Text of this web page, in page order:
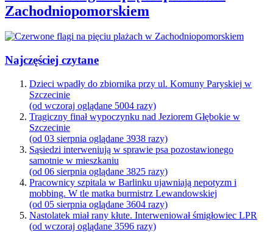
Zachodniopomorskiem
Najczęściej czytane
Dzieci wpadły do zbiornika przy ul. Komuny Paryskiej w
Szczecinie
(od wczoraj oglądane 5004 razy)
Tragiczny finał wypoczynku nad Jeziorem Głębokie w
Szczecinie
(od 03 sierpnia oglądane 3938 razy)
Sąsiedzi interweniują w sprawie psa pozostawionego
samotnie w mieszkaniu
(od 06 sierpnia oglądane 3825 razy)
Pracownicy szpitala w Barlinku ujawniają nepotyzm i
mobbing. W tle matka burmistrz Lewandowskiej
(od 05 sierpnia oglądane 3604 razy)
Nastolatek miał rany kłute. Interweniował śmigłowiec LPR
(od wczoraj oglądane 3596 razy)